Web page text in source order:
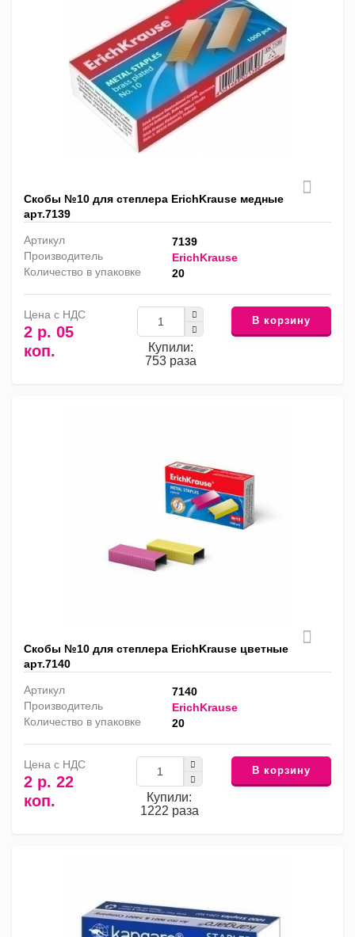
Скобы №10 для степлера ErichKrause медные
арт.7139
Артикул
7139
Производитель
ErichKrause
Количество в упаковке
20
Цена с НДС
2 р. 05
коп.
Купили:
753 раза
В корзину
Скобы №10 для степлера ErichKrause цветные
арт.7140
Артикул
7140
Производитель
ErichKrause
Количество в упаковке
20
Цена с НДС
2 р. 22
коп.
Купили:
1222 раза
В корзину